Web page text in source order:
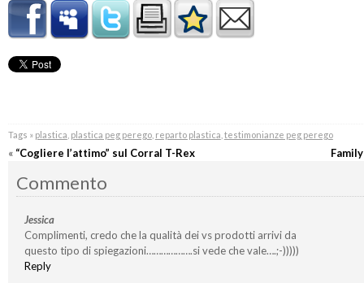
Tags » plastica plastica peg perego, reparto plastica testimonianze peg perego
« “Cogliere l’attimo” sul Corral T-Rex
Commento
Jessica
Complimenti, credo che la qualità dei vs prodotti arrivi da
questo tipo di spiegazioni……………….si vede che vale….;-)))))
Reply